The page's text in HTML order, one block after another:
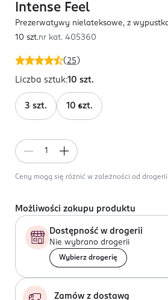
(25 )
Intense Feel
Prezerwatywy nielateksowe, z
10 szt.nr kat. 405360
Liczba sztuk:10 szt.
3 szt. 10 szt.
Ceny mogą się różnić w zależności od drogerii.
Możliwości zakupu produktu
Dostępność w drogerii
Nie wybrano drogerii
Wybierz drogerię
Zamów z dostawą